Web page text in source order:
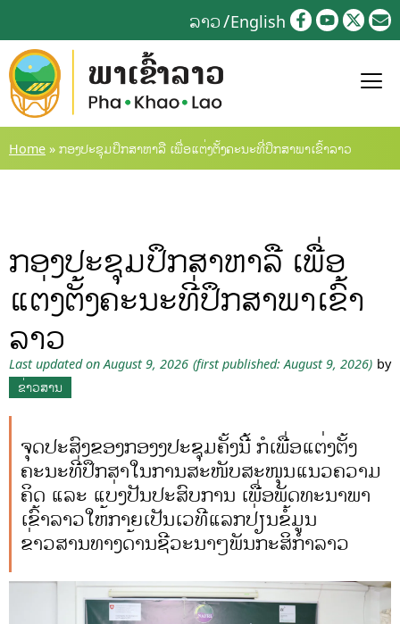
to
content
ລາວ English
Home » ກອງປະຊຸມປຶກສາຫາລື ເພື່ອແຕ່ງຕັ້ງຄະນະທີ່ປຶກສາພາເຂົ້າລາວ
ກອງປະຊຸມປຶກສາຫາລື ເພື່ອ
ແຕ່ງຕັ້ງຄະນະທີ່ປຶກສາພາເຂົ້າ
ລາວ
Last updated on August 9, 2026 (first published: August 9, 2026) by
ຂ່າວສານ
ຈຸດປະສົງຂອງກອງງປະຊຸມຄັ້ງນີ້ ກໍເພື່ອແຕ່ງຕັ້ງ
ຄະນະທີ່ປຶກສາໃນການສະໜັບສະໜຸນແນວຄວາມ
ຄິດ ແລະ ແບ່ງປັນປະສົບການ ເພື່ອພັດທະນາພາ
ເຂົ້າລາວໃຫ້ກາຍເປັນເວທີແລກປ່ຽນຂໍ້ມູນ
ຂ່າວສານທາງດ້ານຊີວະນາໆພັນກະສິກຳລາວ